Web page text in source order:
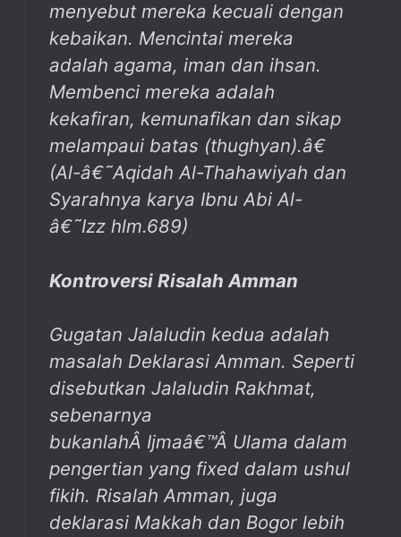
menyebut mereka kecuali dengan
kebaikan. Mencintai mereka
adalah agama, iman dan ihsan.
Membenci mereka adalah
kekafiran, kemunafikan dan sikap
melampaui batas (thughyan).â€
(Al-â€˜Aqidah Al-Thahawiyah dan
Syarahnya karya Ibnu Abi Al-
â€˜Izz hlm.689)
Kontroversi Risalah Amman
Gugatan Jalaludin kedua adalah
masalah Deklarasi Amman. Seperti
disebutkan Jalaludin Rakhmat,
sebenarnya
bukanlahÂ Ijmaâ€™Â Ulama dalam
pengertian yang fixed dalam ushul
fikih. Risalah Amman, juga
deklarasi Makkah dan Bogor lebih